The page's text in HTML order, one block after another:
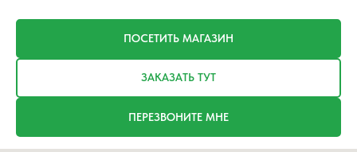
ПОСЕТИТЬ МАГАЗИН
ЗАКАЗАТЬ ТУТ
ПЕРЕЗВОНИТЕ МНЕ